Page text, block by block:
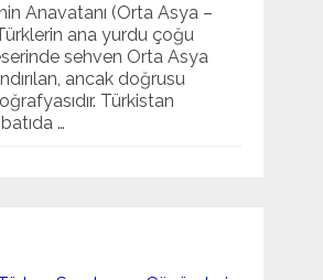
Anavatanı (Orta Asya –
ana yurdu çoğu
sehven Orta Asya
ancak doğrusu
Türkistan
…